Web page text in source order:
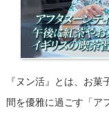
『ヌン活』とは、お
間を優雅に過ごす「ア